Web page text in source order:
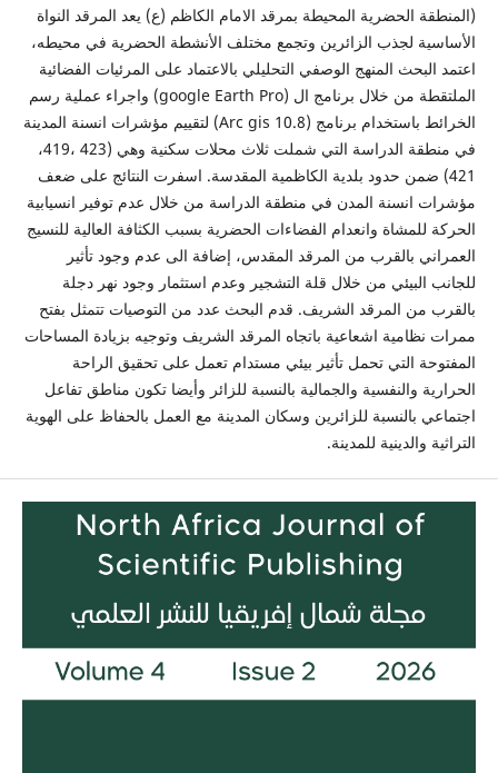
(المنطقة الحضرية المحيطة بمرقد الامام الكاظم (ع) يعد المرقد النواة
الأساسية لجذب الزائرين وتجمع مختلف الأنشطة الحضرية في محيطه،
اعتمد البحث المنهج الوصفي التحليلي بالاعتماد على المرئيات الفضائية
الملتقطة من خلال برنامج ال (google Earth Pro) واجراء عملية رسم
الخرائط باستخدام برنامج (Arc gis 10.8) لتقييم مؤشرات انسنة المدينة
في منطقة الدراسة التي شملت ثلاث محلات سكنية وهي (423 ،419،
421) ضمن حدود بلدية الكاظمية المقدسة. اسفرت النتائج على ضعف
مؤشرات انسنة المدن في منطقة الدراسة من خلال عدم توفير انسيابية
الحركة للمشاة وانعدام الفضاءات الحضرية بسبب الكثافة العالية للنسيج
العمراني بالقرب من المرقد المقدس، إضافة الى عدم وجود تأثير
للجانب البيئي من خلال قلة التشجير وعدم استثمار وجود نهر دجلة
بالقرب من المرقد الشريف. قدم البحث عدد من التوصيات تتمثل بفتح
ممرات نظامية اشعاعية باتجاه المرقد الشريف وتوجيه بزيادة المساحات
المفتوحة التي تحمل تأثير بيئي مستدام تعمل على تحقيق الراحة
الحرارية والنفسية والجمالية بالنسبة للزائر وأيضا تكون مناطق تفاعل
اجتماعي بالنسبة للزائرين وسكان المدينة مع العمل بالحفاظ على الهوية
التراثية والدينية للمدينة.